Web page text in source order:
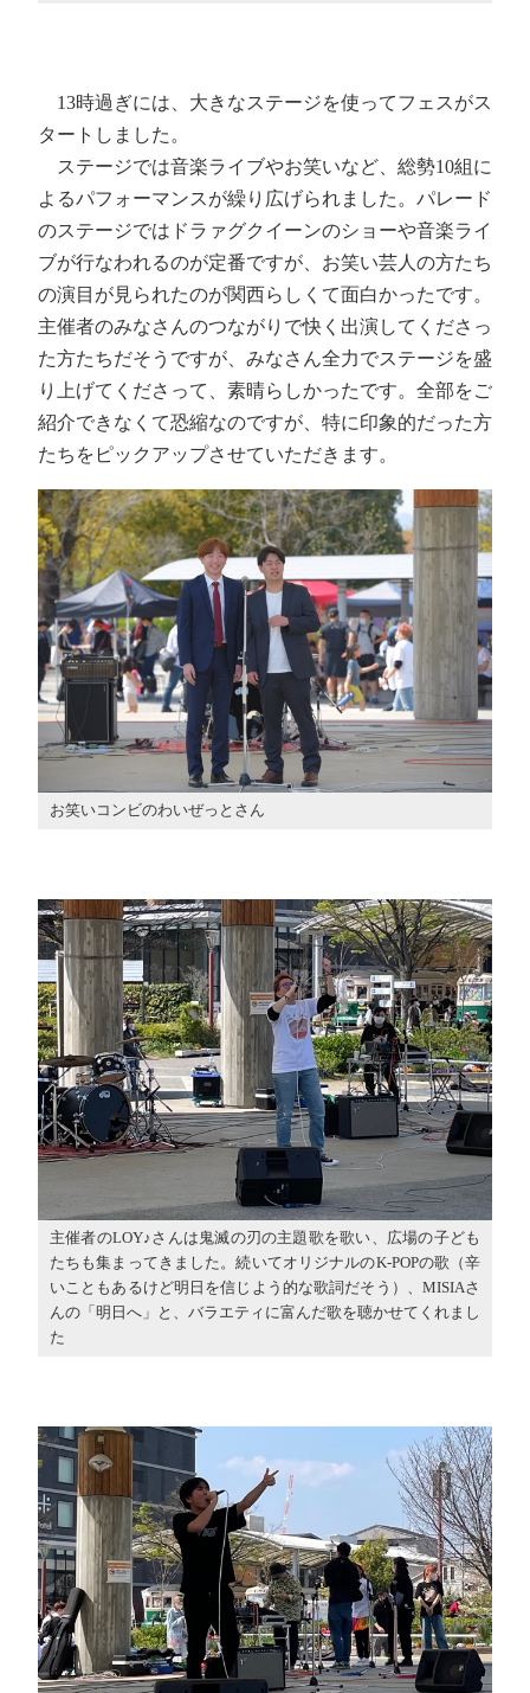
13時過ぎには、大きなステージを使ってフェスがス
タートしました。
ステージでは音楽ライブやお笑いなど、総勢10組に
よるパフォーマンスが繰り広げられました。パレード
のステージではドラァグクイーンのショーや音楽ライ
ブが行なわれるのが定番ですが、お笑い芸人の方たち
の演目が見られたのが関西らしくて面白かったです。
主催者のみなさんのつながりで快く出演してくださっ
た方たちだそうですが、みなさん全力でステージを盛
り上げてくださって、素晴らしかったです。全部をご
紹介できなくて恐縮なのですが、特に印象的だった方
たちをピックアップさせていただきます。
お笑いコンビのわいぜっとさん
主催者のLOY♪さんは鬼滅の刃の主題歌を歌い、広場の子ども
たちも集まってきました。続いてオリジナルのK-POPの歌（辛
いこともあるけど明日を信じよう的な歌詞だそう）、MISIAさ
んの「明日へ」と、バラエティに富んだ歌を聴かせてくれまし
た